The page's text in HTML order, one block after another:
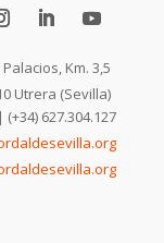
Km. 3,5
Utrera (Sevilla)
627.304.127